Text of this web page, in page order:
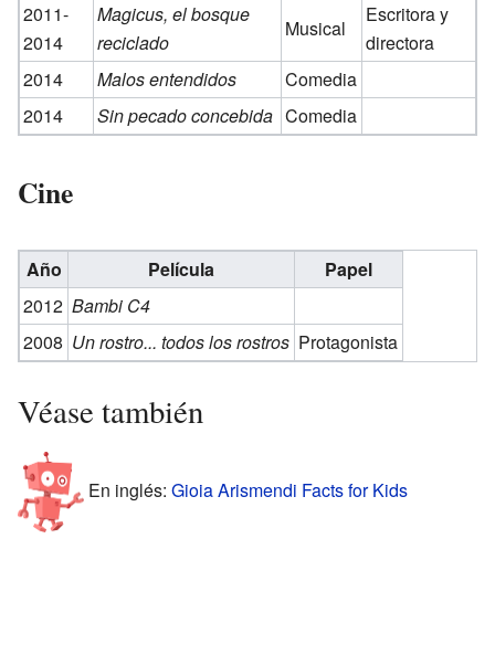
2011-
2014
Magicus, el bosque
reciclado
Musical
Escritora y
directora
2014
Malos entendidos
Comedia
2014
Sin pecado concebida Comedia
Cine
Año Película
Papel
2012 Bambi C4
2008 Un rostro... todos los rostros Protagonista
Véase también
En inglés: Gioia Arismendi Facts for Kids